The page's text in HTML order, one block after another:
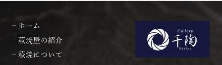
ホーム
萩焼屋の紹介
萩焼について